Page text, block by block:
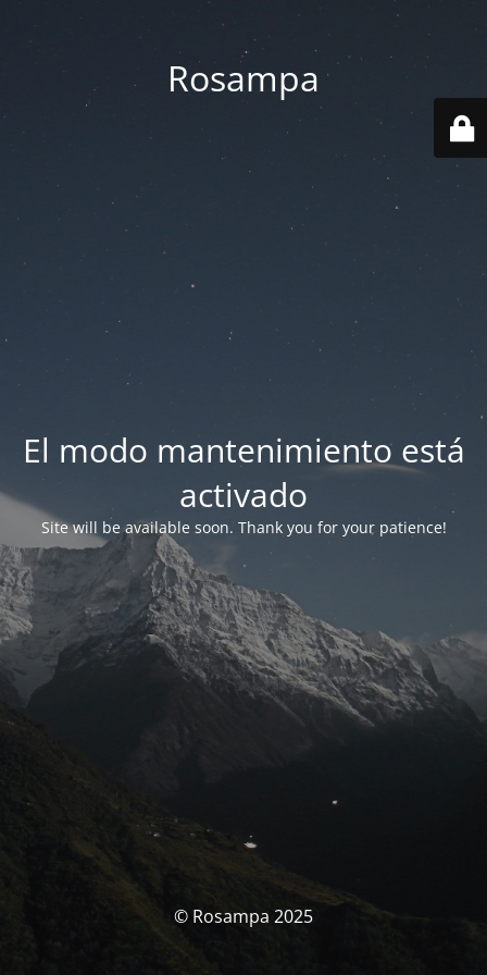
Rosampa
El modo mantenimiento está
activado
Site will be available soon. Thank you for your patience!
© Rosampa 2025